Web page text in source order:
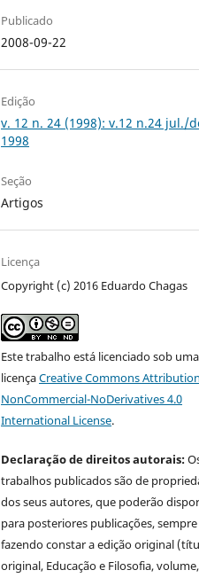
Publicado
2008-09-22
Edição
v. 12 n. 24 (1998): v.12 n.24 jul./
1998
Seção
Artigos
Licença
Copyright (c) 2016 Eduardo Chagas
Este trabalho está licenciado sob uma
licençaCreative Commons
NonCommercial-NoDerivatives 4.0
International License.
Declaração de direitos autorais:
trabalhos publicados são de
dos seus autores, que poderão
para posteriores publicações, sempre
fazendo constar a edição original
original, Educação e Filosofia,